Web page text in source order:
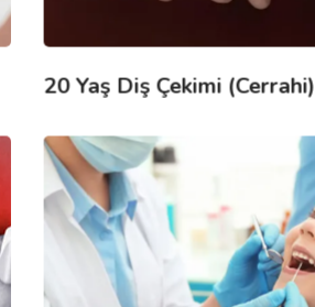
20 Yaş Diş Çekimi (Cerrahi)